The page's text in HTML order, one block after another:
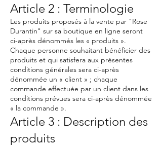
Article 2 : Terminologie
Les produits proposés à la vente par "Rose
Durantin" sur sa boutique en ligne seront
ci-après dénommés les « produits ».
Chaque personne souhaitant bénéficier des
produits et qui satisfera aux présentes
conditions générales sera ci-après
dénommée un « client » ; chaque
commande effectuée par un client dans les
conditions prévues sera ci-après dénommée
« la commande ».
Article 3 : Description des
produits